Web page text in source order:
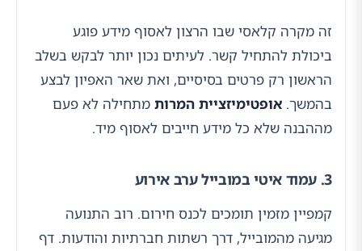
זה מקרה קלאסי שבו הרצון לאסוף מידע פוגע
ביכולת להתחיל קשר. לעיתים נכון יותר לבקש בשלב
הראשון רק פרטים בסיסיים, ואת שאר האפיון לבצע
בהמשך. אופטימיזציית המרות מתחילה לא פעם
מההבנה שלא כל מידע חייבים לאסוף מיד.
3. עמוד איטי במובייל ערב אירוע
קמפיין מזמין תומכים לכנס חירום. רוב התנועה
מגיעה מהמובייל, דרך רשתות חברתיות והודעות. דף